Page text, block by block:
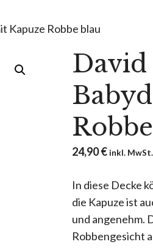
Kapuze Robbe blau
David
24,90€ inkl. MwSt.
In diese Decke
die Kapuze ist
und angenehm.
Robbengesicht